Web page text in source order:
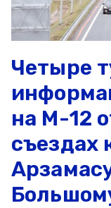
Четыре
на М-12
съездах